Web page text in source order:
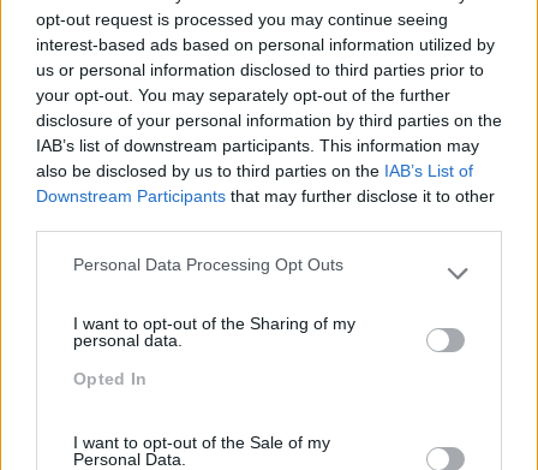
opt-out request is processed you may continue seeing
interest-based ads based on personal information utilized by
us or personal information disclosed to third parties prior to
your opt-out. You may separately opt-out of the further
disclosure of your personal information by third parties on the
IAB’s list of downstream participants. This information may
also be disclosed by us to third parties on the IAB’s List of
Downstream Participants that may further disclose it to other
Please note that this website/app uses one or more Google
not limited to your visit or usage behaviour. You may click to
grant or deny consent to Google and its third-party tags to
use your data for below specified purposes in below Google
Personal Data Processing Opt Outs
I want to opt-out of the Sharing of my
personal data.
Opted In
I want to opt-out of the Sale of my
Personal Data.
Corporativa, Qual O Papel
Dos Líderes?
Valorizadas Nos
Colaboradores
Pesquisa